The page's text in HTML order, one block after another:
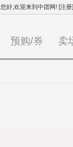
您好,欢迎来到中团网! [注册]
预购/券 卖